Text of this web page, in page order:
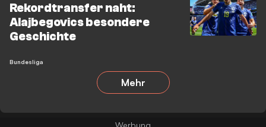
Rekordtransfer naht:
Alajbegovics besondere
Geschichte
Bundesliga
Mehr